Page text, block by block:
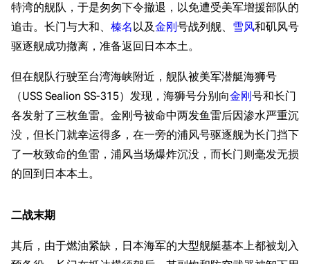
特湾的舰队，于是匆匆下令撤退，以免遭受美军增援部队的
追击。长门与大和、 榛名以及金刚号战列舰、 雪风和矶风号
驱逐舰成功撤离，准备返回日本本土。
但在舰队行驶至台湾海峡附近，舰队被美军潜艇海狮号
（USS Sealion SS-315）发现，海狮号分别向金刚号和长门
各发射了三枚鱼雷。金刚号被命中两发鱼雷后因渗水严重沉
没，但长门就幸运得多，在一旁的浦风号驱逐舰为长门挡下
了一枚致命的鱼雷，浦风当场爆炸沉没，而长门则毫发无损
的回到日本本土。
二战末期
其后，由于燃油紧缺，日本海军的大型舰艇基本上都被划入